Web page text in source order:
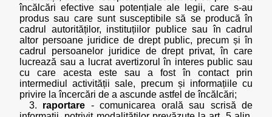
încălcări efective sau potențiale ale legii, care s-au
produs sau care sunt susceptibile să se producă în
cadrul autorităților, instituțiilor publice sau în cadrul
altor persoane juridice de drept public, precum și în
cadrul persoanelor juridice de drept privat, în care
lucrează sau a lucrat avertizorul în interes public sau
cu care acesta este sau a fost în contact prin
intermediul activității sale, precum și informațiile cu
privire la încercări de a ascunde astfel de încălcări;
3. raportare - comunicarea orală sau scrisă de